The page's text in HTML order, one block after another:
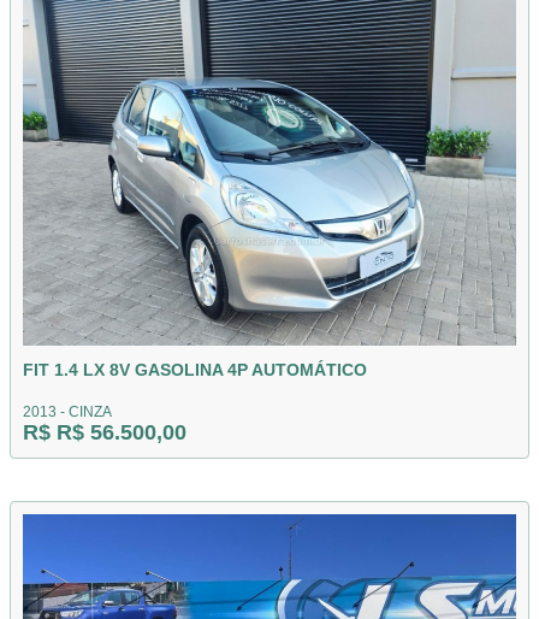
FIT 1.4 LX 8V GASOLINA 4P AUTOMÁTICO
2013 - CINZA
R$ R$ 56.500,00